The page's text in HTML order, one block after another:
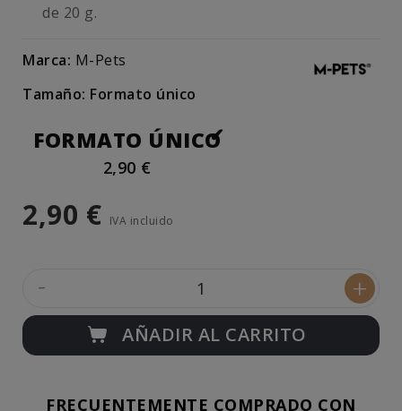
de 20 g.
Marca: M-Pets
Tamaño: Formato único
FORMATO ÚNICO
2,90 €
2,90 € IVA incluido
- +
AÑADIR AL CARRITO
FRECUENTEMENTE COMPRADO CON